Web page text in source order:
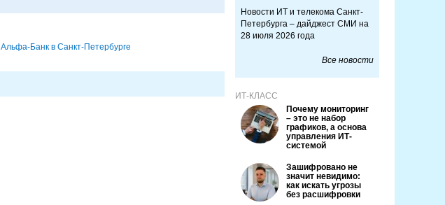
Альфа-Банк в Санкт-Петербурге
Новости ИТ и телекома Санкт-
Петербурга – дайджест СМИ на
28 июля 2026 года
Все новости
ИТ-КЛАСС
Почему мониторинг
– это не набор
графиков, а основа
управления ИТ-
системой
Зашифровано не
значит невидимо:
как искать угрозы
без расшифровки